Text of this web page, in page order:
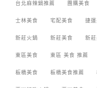
台北麻辣鍋推薦 團購美食
士林美食 宅配美食 捷
新莊火鍋 新莊美食 新
東區美食 東區 美食 推薦
板橋美食 板橋美食推薦